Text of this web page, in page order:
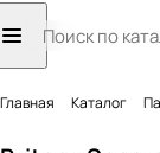
Главная Каталог